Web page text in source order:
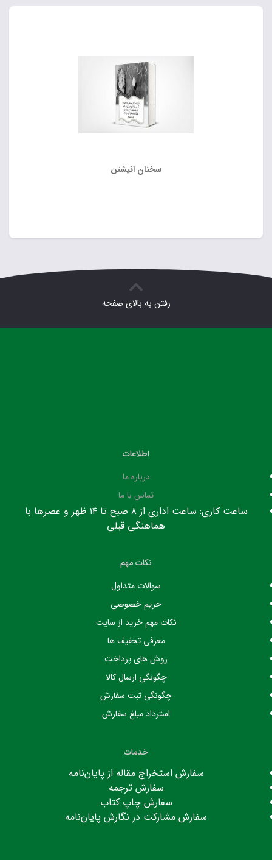
سخنان انیشتن
رفتن به بالای صفحه
اطلاعات
درباره ما
تماس با ما
ساعت کاری: ساعت اداری از ۸ صبح تا ۱۴ ظهر و عصرها با
هماهنگی قبلی
نکات مهم
سوالات متداول
حریم خصوصی
نکات مهم خرید از سایت
معرفی تخفیف ها
روش های پرداخت
چگونگی ارسال کالا
چگونگی ثبت سفارش
استرداد مبلغ سفارش
خدمات
سفارش استخراج مقاله از پایان‌نامه
سفارش ترجمه
سفارش چاپ کتاب
سفارش مشارکت در نگارش پایان‌نامه